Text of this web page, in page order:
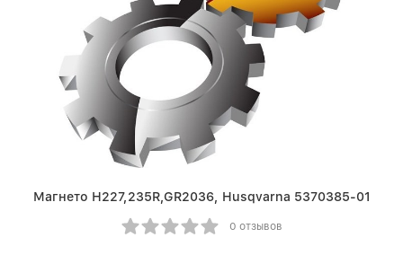
Магнето Н227,235R,GR2036, Husqvarna 5370385-01
0 отзывов